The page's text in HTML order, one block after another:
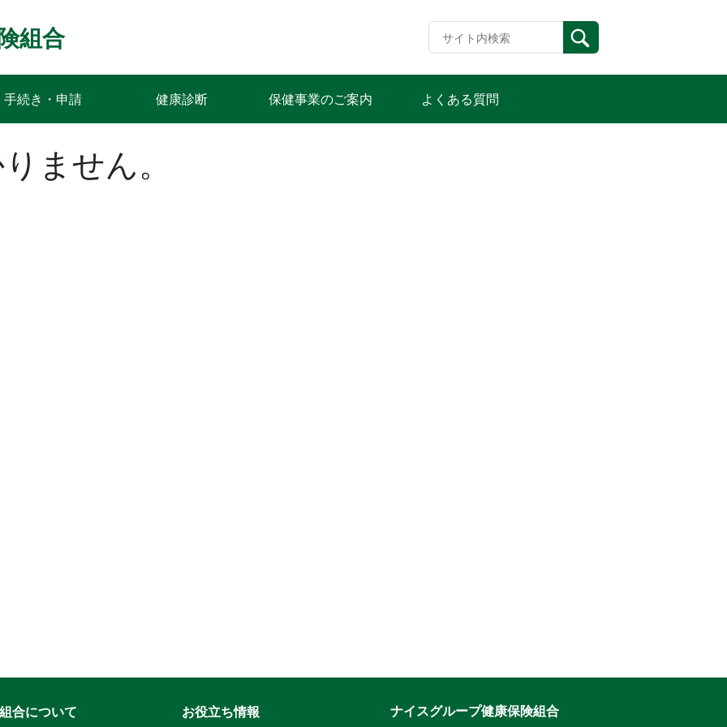
組合
手続き・申請 健康診断 保健事業のご案内 よくある質問
ません。
合について お役立ち情報 ナイスグループ健康保険組合